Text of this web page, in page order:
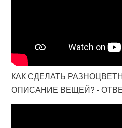
КАК СДЕЛАТЬ
ОПИСАНИЕ ВЕЩЕЙ? -